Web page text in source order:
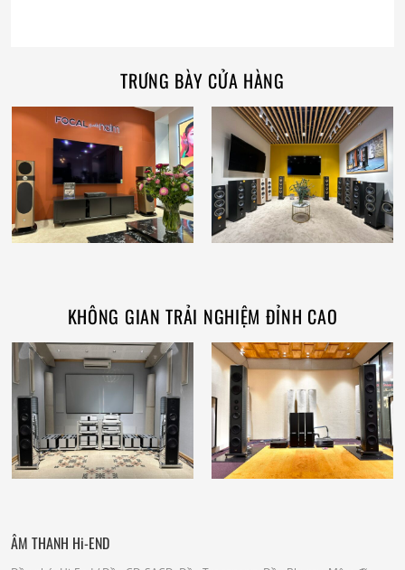
TRƯNG BÀY CỬA HÀNG
KHÔNG GIAN TRẢI NGHIỆM ĐỈNH CAO
ÂM THANH Hi-END